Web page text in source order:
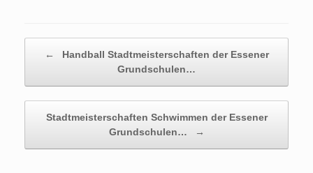
←
Handball Stadtmeisterschaften der Essener
Grundschulen…
Stadtmeisterschaften Schwimmen der Essener
Grundschulen…
→